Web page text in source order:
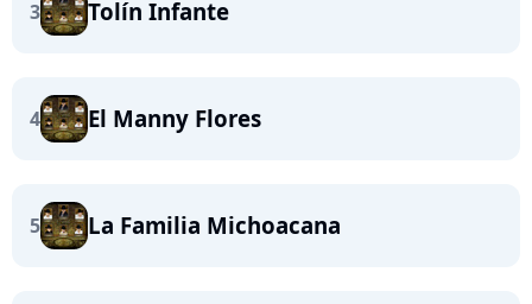
3 Tolín Infante
4 El Manny Flores
5 La Familia Michoacana